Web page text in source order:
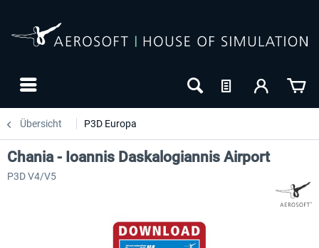
Übersicht P3D Europa
Chania - Ioannis Daskalogiannis Airport
P3D V4/V5